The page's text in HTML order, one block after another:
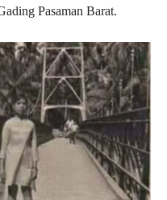
Pasaman Barat.